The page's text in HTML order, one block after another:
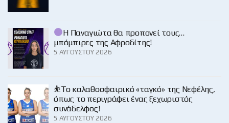
Η Παναγιώτα θα προπονεί τους…
μπόμπιρες της Αφροδίτης!
5 ΑΥΓΟΎΣΤΟΥ 2026
⛹️‍Το καλαθοσφαιρικό «ταγκό» της Νεφέλης,
όπως το περιγράφει ένας ξεχωριστός
συνάδελφος!
5 ΑΥΓΟΎΣΤΟΥ 2026